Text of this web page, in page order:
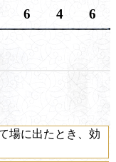
6 4 6
場に出たとき、効